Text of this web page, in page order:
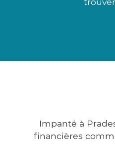
Impanté à
financières